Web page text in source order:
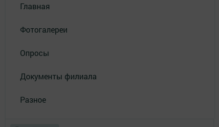
Главная
Фотогалереи
Опросы
Документы филиала
Разное